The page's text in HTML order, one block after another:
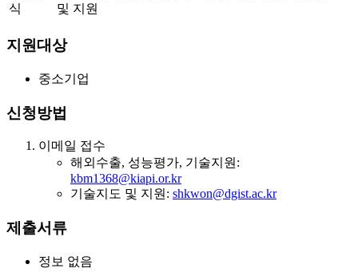
식
및 지원
지원대상
중소기업
신청방법
이메일 접수
해외수출, 성능평가, 기술지원:
kbm1368@kiapi.or.kr
기술지도 및 지원: shkwon@dgist.ac.kr
제출서류
정보 없음